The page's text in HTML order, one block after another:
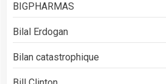
BIGPHARMAS
Bilal Erdogan
Bilan catastrophique